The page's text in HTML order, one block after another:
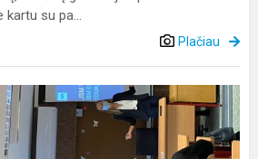
kartu su pa...
Plačiau